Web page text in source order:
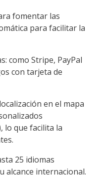
fomentar las
para facilitar la
como Stripe, PayPal
con tarjeta de
en el mapa
lo que facilita la
25 idiomas
alcance internacional.